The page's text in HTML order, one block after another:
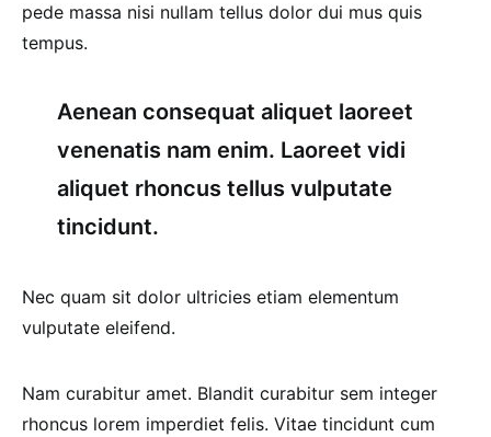
pede massa nisi nullam tellus dolor dui mus quis
tempus.
Aenean consequat aliquet laoreet
venenatis nam enim. Laoreet vidi
aliquet rhoncus tellus vulputate
tincidunt.
Nec quam sit dolor ultricies etiam elementum
vulputate eleifend.
Nam curabitur amet. Blandit curabitur sem integer
rhoncus lorem imperdiet felis. Vitae tincidunt cum